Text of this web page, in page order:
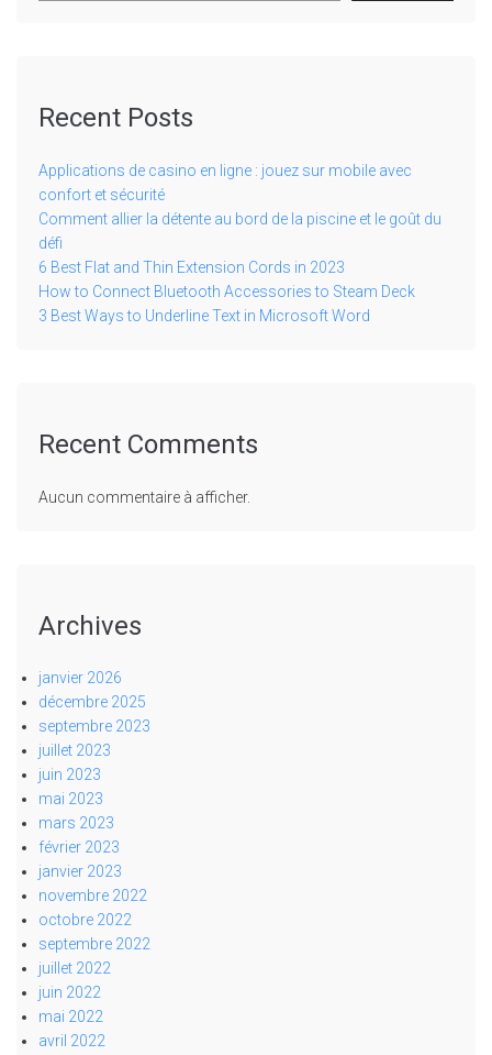
Recent Posts
Applications de casino en ligne : jouez sur mobile avec
confort et sécurité
Comment allier la détente au bord de la piscine et le goût du
défi
6 Best Flat and Thin Extension Cords in 2023
How to Connect Bluetooth Accessories to Steam Deck
3 Best Ways to Underline Text in Microsoft Word
Recent Comments
Aucun commentaire à afficher.
Archives
janvier 2026
décembre 2025
septembre 2023
juillet 2023
juin 2023
mai 2023
mars 2023
février 2023
janvier 2023
novembre 2022
octobre 2022
septembre 2022
juillet 2022
juin 2022
mai 2022
avril 2022